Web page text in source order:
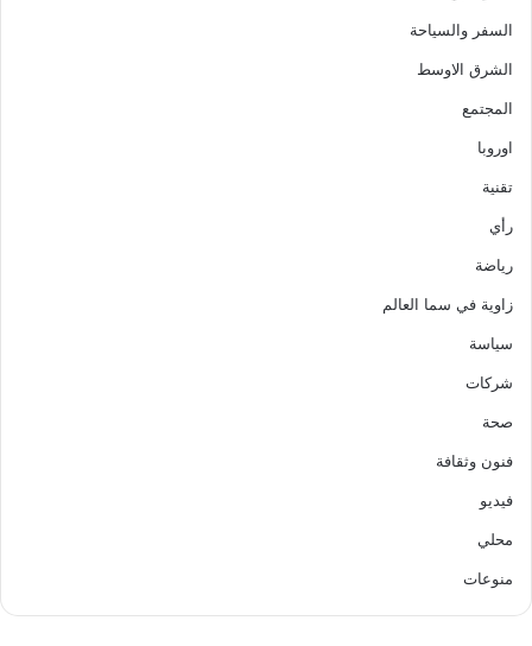
السفر والسياحة
الشرق الاوسط
المجتمع
اوروبا
تقنية
رأي
رياضة
زاوية في سما العالم
سياسة
شركات
صحة
فنون وثقافة
فيديو
محلي
منوعات